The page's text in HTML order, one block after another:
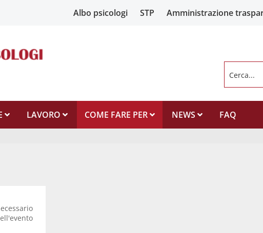
Albo psicologi STP Amministrazione
Cerca...
LAVORO COME FARE PER NEWS FAQ